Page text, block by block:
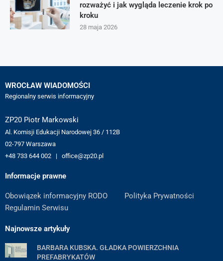
rozważyć i jak wygląda leczenie krok po
kroku
28 maja 2026
WROCŁAW WIADOMOŚCI
Regionalny serwis informacyjny
ZP20 Piotr Markowski
Al. Komisji Edukacji Narodowej 36 / 112B
02-797 Warszawa
+48 733 644 002 | office@zp20.pl
Informacje prawne
Obowiązek informacyjny RODO
Polityka Prywatności
Regulamin Serwisu
Najnowsze artykuły
BARBARA KUBSKA. GŁADKA POWIERZCHNIA
PREFABRYKATÓW